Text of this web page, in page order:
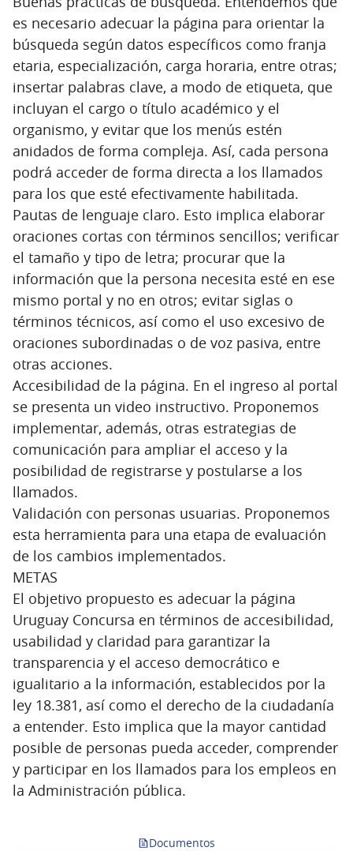
es necesario adecuar la página para orientar la
búsqueda según datos específicos como franja
etaria, especialización, carga horaria, entre otras;
insertar palabras clave, a modo de etiqueta, que
incluyan el cargo o título académico y el
organismo, y evitar que los menús estén
anidados de forma compleja. Así, cada persona
podrá acceder de forma directa a los llamados
para los que esté efectivamente habilitada.
Pautas de lenguaje claro. Esto implica elaborar
oraciones cortas con términos sencillos; verificar
el tamaño y tipo de letra; procurar que la
información que la persona necesita esté en ese
mismo portal y no en otros; evitar siglas o
términos técnicos, así como el uso excesivo de
oraciones subordinadas o de voz pasiva, entre
otras acciones.
Accesibilidad de la página. En el ingreso al portal
se presenta un video instructivo. Proponemos
implementar, además, otras estrategias de
comunicación para ampliar el acceso y la
posibilidad de registrarse y postularse a los
llamados.
Validación con personas usuarias. Proponemos
esta herramienta para una etapa de evaluación
de los cambios implementados.
METAS
El objetivo propuesto es adecuar la página
Uruguay Concursa en términos de accesibilidad,
usabilidad y claridad para garantizar la
transparencia y el acceso democrático e
igualitario a la información, establecidos por la
ley 18.381, así como el derecho de la ciudadanía
a entender. Esto implica que la mayor cantidad
posible de personas pueda acceder, comprender
y participar en los llamados para los empleos en
la Administración pública.
Documentos